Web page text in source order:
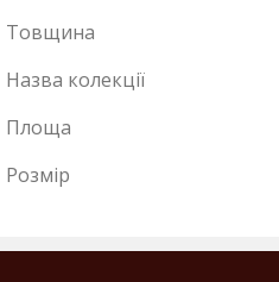
Товщина
Назва колекції
Площа
Розмір